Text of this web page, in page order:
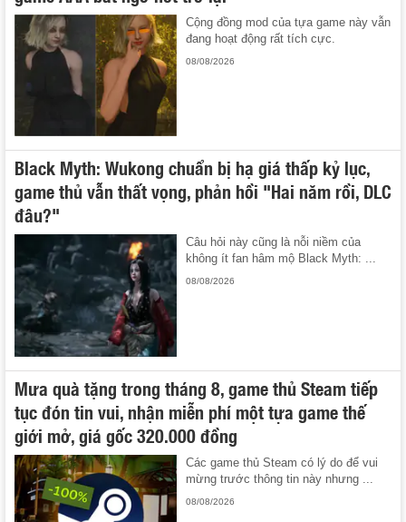
Cộng đồng mod của tựa game này vẫn
đang hoạt động rất tích cực.
08/08/2026
Black Myth: Wukong chuẩn bị hạ giá thấp kỷ lục,
game thủ vẫn thất vọng, phản hồi "Hai năm rồi, DLC
đâu?"
Câu hỏi này cũng là nỗi niềm của
không ít fan hâm mộ Black Myth: ...
08/08/2026
Mưa quà tặng trong tháng 8, game thủ Steam tiếp
tục đón tin vui, nhận miễn phí một tựa game thế
giới mở, giá gốc 320.000 đồng
Các game thủ Steam có lý do để vui
mừng trước thông tin này nhưng ...
08/08/2026